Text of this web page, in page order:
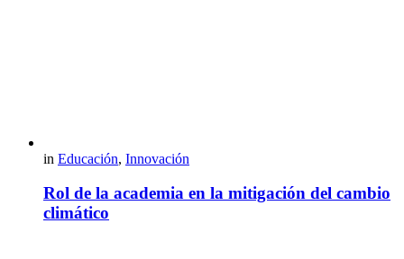
in Educación, Innovación
Rol de la academia en la mitigación del cambio
climático